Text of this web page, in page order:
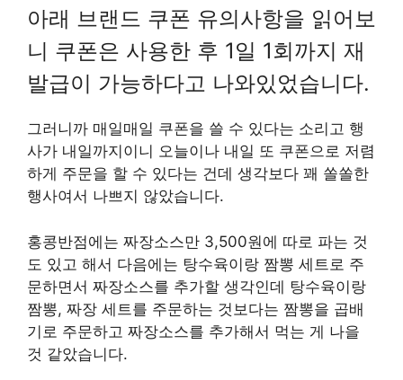
아래 브랜드 쿠폰 유의사항을 읽어보
니 쿠폰은 사용한 후 1일 1회까지 재
발급이 가능하다고 나와있었습니다.
그러니까 매일매일 쿠폰을 쓸 수 있다는 소리고 행
사가 내일까지이니 오늘이나 내일 또 쿠폰으로 저렴
하게 주문을 할 수 있다는 건데 생각보다 꽤 쏠쏠한
행사여서 나쁘지 않았습니다.
홍콩반점에는 짜장소스만 3,500원에 따로 파는 것
도 있고 해서 다음에는 탕수육이랑 짬뽕 세트로 주
문하면서 짜장소스를 추가할 생각인데 탕수육이랑
짬뽕, 짜장 세트를 주문하는 것보다는 짬뽕을 곱배
기로 주문하고 짜장소스를 추가해서 먹는 게 나을
것 같았습니다.